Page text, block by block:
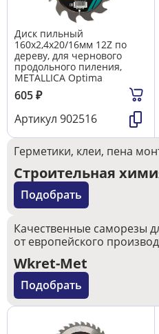
Диск пильный
160х2,4х20/16мм 12Z по
дереву, для чернового
продольного пиления,
METALLICA Optima
605₽
Артикул 902516
Герметики, клеи, пена
Строительная
Подобрать
Качественные саморезы
от европейского
Wkret-Met
Подобрать